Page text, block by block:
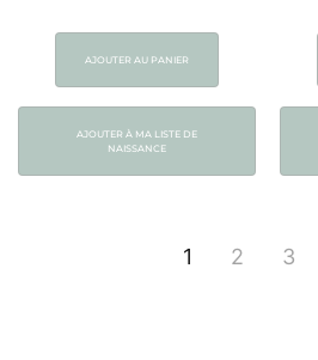
AJOUTER AU PANIER
AJOUTER À MA LISTE DE
NAISSANCE
1 2 3